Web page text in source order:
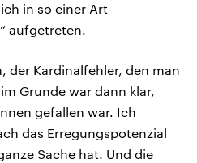
in so einer Art
aufgetreten.
der Kardinalfehler, den man
Grunde war dann klar,
gefallen war. Ich
das Erregungspotenzial
Sache hat. Und die